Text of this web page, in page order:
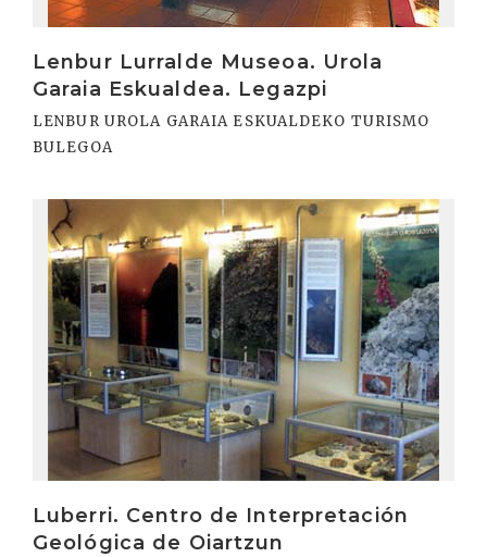
Lenbur Lurralde Museoa. Urola
Garaia Eskualdea. Legazpi
LENBUR UROLA GARAIA ESKUALDEKO TURISMO
BULEGOA
Luberri. Centro de Interpretación
Geológica de Oiartzun
Irakurri